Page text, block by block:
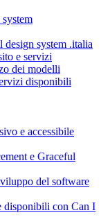
system .italia
e servizi
dei modelli
disponibili
e accessibile
e Graceful
del software
disponibili con Can I